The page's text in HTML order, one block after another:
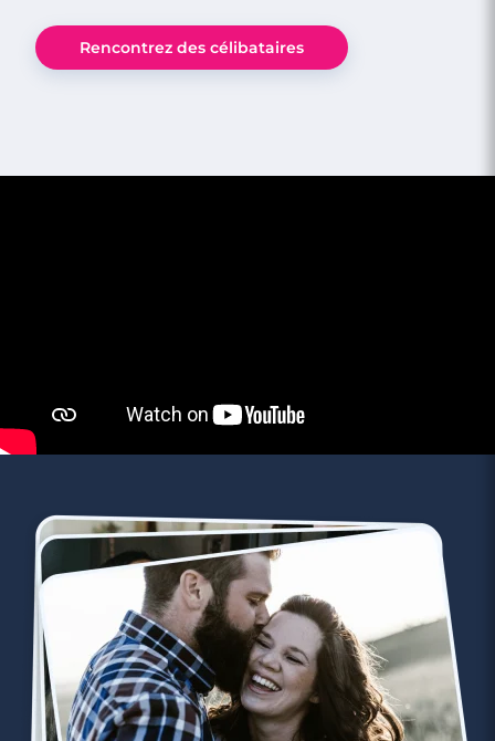
Rencontrez des célibataires